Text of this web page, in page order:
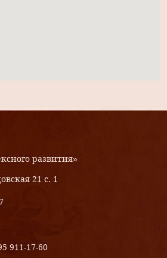
развития»
21 с. 1
911-17-60